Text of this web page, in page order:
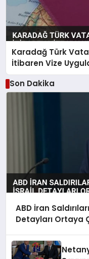
Karadağ Türk
İtibaren Vize
Son Dakika
ABD İran
Detayları Ortaya